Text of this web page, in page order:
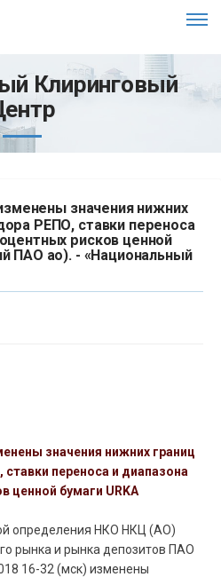
Клиринговый
значения нижних
РЕПО, ставки переноса
рисков ценной
ПАО ао). - «Национальный
значения нижних границ
переноса и диапазона
ценной бумаги URKA
определения НКО НКЦ (АО)
рынка и рынка депозитов ПАО
16-32 (мск) изменены